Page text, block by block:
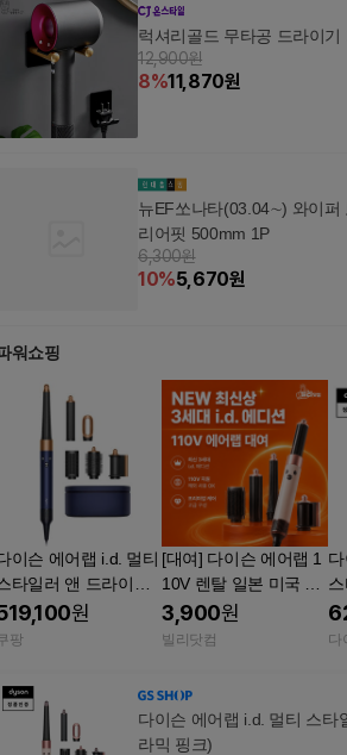
럭셔리골드 무타공 드라이기
12,900원
8%11,870원
뉴EF쏘나타(03.04∼) 와이퍼
리어핏 500mm 1P
6,300원
10%5,670원
워쇼핑
이슨 에어랩 i.d. 멀티
타일러 앤 드라이어
01 블루 코퍼 1
고데기 매직기
대용 에어 브러쉬
원
팡
[대여] 다이슨 에어랩 1
10V 렌탈 일본 미국 대
만 하와이 멀티 스타일
러 드라이어
3,900원
빌리닷컴
(
다
다이슨 에어랩 i.d. 멀티 스타
라믹 핑크)